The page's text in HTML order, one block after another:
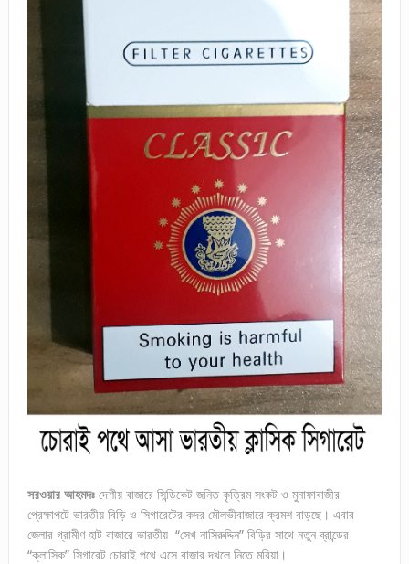
সরওয়ার আহমদঃদেশীয় বাজারে সিন্ডিকেট জনিত কৃত্রিম সংকট ও মুনাফাবাজীর
প্রেক্ষাপটে ভারতীয় বিড়ি ও সিগারেটের কদর মৌলভীবাজারে ক্রমশ বাড়ছে। এবার
জেলার গ্রামীণ হাট বাজারে ভারতীয় “সেখ নাসিরুদ্দিন” বিড়ির সাথে নতুন ব্রান্ডের
“ক্লাসিক” সিগারেট চোরাই পথে এসে বাজার দখলে নিতে মরিয়া।